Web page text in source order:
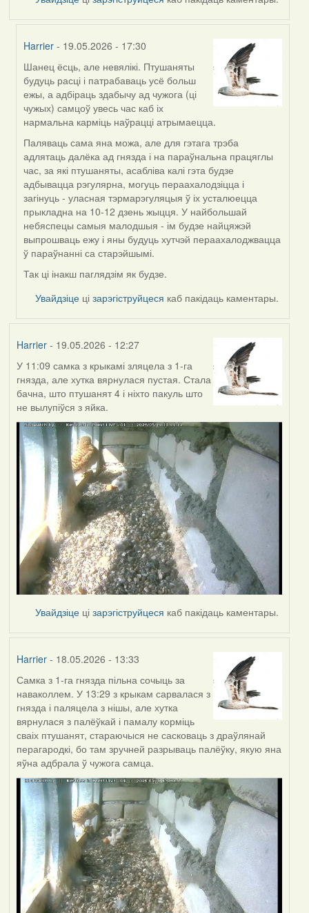
Harrier - 19.05.2026 - 17:30
In
reply
to
by
Snezhinka
Шанец ёсць, але невялікі. Птушаняты
будуць расці і патрабаваць усё больш
ежы, а адбіраць здабычу ад чужога (ці
чужых) самцоў увесь час каб іх
нармальна карміць наўрацці атрымаецца.
Паляваць сама яна можа, але для гэтага трэба
адлятаць далёка ад гнязда і на параўнальна працяглы
час, за які птушаняты, асабліва калі гэта будзе
адбывацца рэгулярна, могуць пераахалодзіцца і
загінуць - уласная тэрмарэгуляцыя ў іх усталюецца
прыкладна на 10-12 дзень жыцця. У найбольшай
небяспецы самыя малодшыя - ім будзе найцяжэй
выпрошваць ежу і яны будуць хутчэй пераахалоджвацца
ў параўнанні са старэйшымі.
Так ці інакш паглядзім як будзе.
Увайдзіце цізарэгіструйцеся каб пакідаць каментары.
Harrier- 19.05.2026 - 12:27
У 11:09 самка з крыкамі зляцела з 1-га
гнязда, але хутка вярнулася пустая. Стала
бачна, што птушанят 4 і ніхто пакуль што
не вылупіўся з яйка.
Увайдзіце цізарэгіструйцеся каб пакідаць каментары.
Harrier- 18.05.2026 - 13:33
Самка з 1-га гнязда пільна сочыць за
наваколлем. У 13:29 з крыкам сарвалася з
гнязда і паляцела з нішы, але хутка
вярнулася з палёўкай і памалу корміць
сваіх птушанят, стараючыся не сасковаць з драўлянай
перагародкі, бо там зручней разрываць палёўку, якую яна
яўна адбрала ў чужога самца.